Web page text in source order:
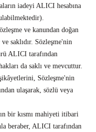
iadeyi ALICI hesabına
ve kanundan doğan
saklıdır. Sözleşme'nin
ALICI tarafından
da saklı ve mevcuttur.
Sözleşme'nin
ulaşarak, sözlü veya
bir kısmı mahiyeti itibari
beraber, ALICI tarafından